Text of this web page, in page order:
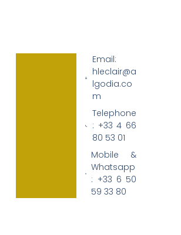
Email:
hleclair@a
lgodia.co
m
Telephone
: +33 4 66
80 53 01
Mobile &
Whatsapp
: +33 6 50
59 33 80